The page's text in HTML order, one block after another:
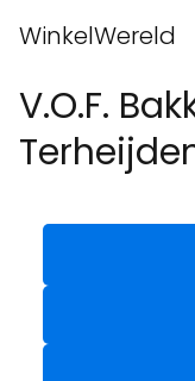
WinkelWereld
V.O.F.